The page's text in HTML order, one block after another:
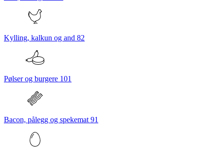
Kylling, kalkun og and 82
Pølser og burgere 101
Bacon, pålegg og spekemat 91